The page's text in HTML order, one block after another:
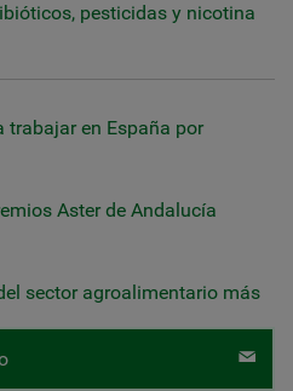
pesticidas y nicotina
trabajar en España por
Aster de Andalucía
sector agroalimentario más